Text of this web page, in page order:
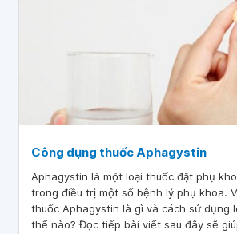
Công dụng thuốc Aphagystin
Aphagystin là một loại thuốc đặt phụ
trong điều trị một số bệnh lý phụ khoa.
thuốc Aphagystin là gì và cách sử dụng
thế nào? Đọc tiếp bài viết sau đây sẽ